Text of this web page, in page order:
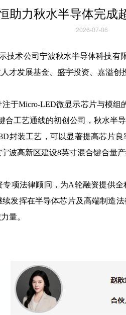
助力秋水半导体完成
2026-07-06
技术公司宁波秋水半导体科技
才发展基金、盛宇投资、嘉溢创
于Micro-LED微显示芯片与模
合工艺通线的初创公司，秋水半
封装工艺，可以显著提高芯片
波高新区建设8英寸混合键合量产
项法律顾问，为A轮融资提供
发挥在半导体芯片及高端制造
量。